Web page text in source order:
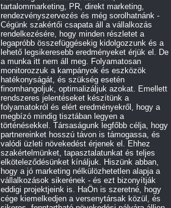
tartalommarketing, PR, direkt marketing,
rendezvényszervezés és még sorolhatnánk -
Cégünk szakértői csapata áll a vállalkozás
rendelkezésére, hogy minden részletet a
legapróbb összefüggésekig kidolgozzunk és a
lehető legsikeresebb eredményeket érjük el. De
a munka itt nem áll meg. Folyamatosan
monitorozzuk a kampányok és eszközök
hatékonyságát, és szükség esetén
finomhangoljuk, optimalizáljuk azokat. Emellett
rendszeres jelentéseket készítünk a
folyamatokról és elért eredményekről, hogy a
megbízó mindig tisztában legyen a
történésekkel. Társaságunk legfőbb célja, hogy
partnereinket hosszú távon is támogassa, és
valódi üzleti növekedést érjenek el. Ehhez
szakértelmünket, tapasztalatunkat és teljes
elköteleződésünket kínáljuk. Hiszünk abban,
hogy a jó marketing nélkülözhetetlen alapja a
vállalkozások sikerének - és ezt bizonyítják
eddigi projektjeink is. HaÖn is szeretné, hogy
cége kiemelkedjen a versenytársak közül, és